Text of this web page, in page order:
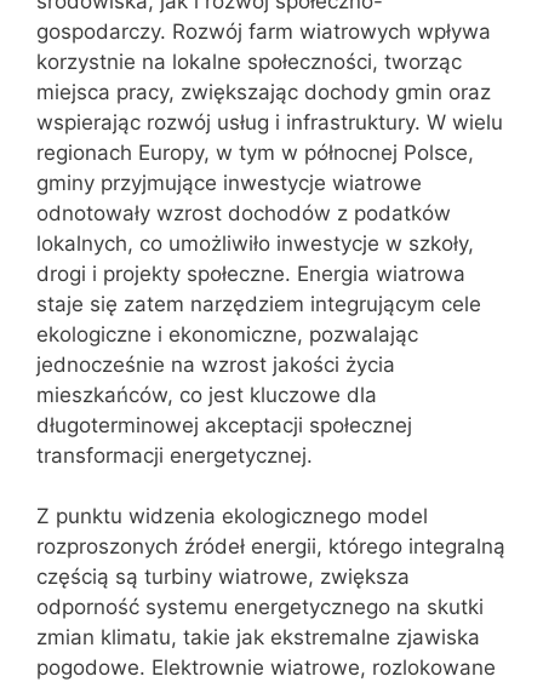
gospodarczy. Rozwój farm wiatrowych wpływa
korzystnie na lokalne społeczności, tworząc
miejsca pracy, zwiększając dochody gmin oraz
wspierając rozwój usług i infrastruktury. W wielu
regionach Europy, w tym w północnej Polsce,
gminy przyjmujące inwestycje wiatrowe
odnotowały wzrost dochodów z podatków
lokalnych, co umożliwiło inwestycje w szkoły,
drogi i projekty społeczne. Energia wiatrowa
staje się zatem narzędziem integrującym cele
ekologiczne i ekonomiczne, pozwalając
jednocześnie na wzrost jakości życia
mieszkańców, co jest kluczowe dla
długoterminowej akceptacji społecznej
transformacji energetycznej.
Z punktu widzenia ekologicznego model
rozproszonych źródeł energii, którego integralną
częścią są turbiny wiatrowe, zwiększa
odporność systemu energetycznego na skutki
zmian klimatu, takie jak ekstremalne zjawiska
pogodowe. Elektrownie wiatrowe, rozlokowane